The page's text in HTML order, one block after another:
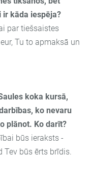
ir kāda iespēja?
par tiešsaistes
Tu to apmaksā un
koka kursā,
ko nevaru
plānot. Ko darīt?
būs ieraksts -
Tev būs ērts brīdis.